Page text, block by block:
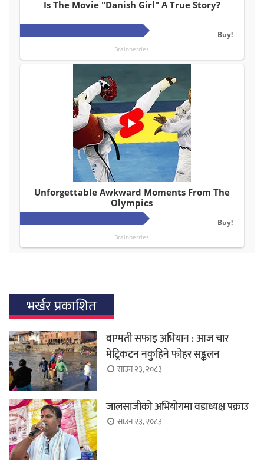
भर्खर प्रकाशित
वाग्मती सफाइ अभियान : आज चार
मेट्रिकटन नकुहिने फोहर सङ्कलन
साउन २३, २०८३
जालसाजीको अभियोगमा वडाध्यक्ष पक्राउ
साउन २३, २०८३